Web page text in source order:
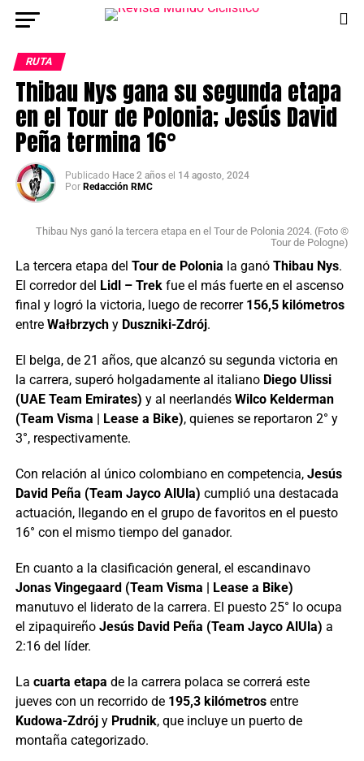
RUTA
Thibau Nys gana su segunda etapa
en el Tour de Polonia; Jesús David
Peña termina 16°
Publicado Hace 2 años el 14 agosto, 2024
Por Redacción RMC
Thibau Nys ganó la tercera etapa en el Tour de Polonia 2024. (Foto ©
Tour de Pologne)
La tercera etapa del Tour de Polonia la ganó Thibau Nys.
El corredor del Lidl – Trek fue el más fuerte en el ascenso
final y logró la victoria, luego de recorrer 156,5 kilómetros
entre Wałbrzychy Duszniki-Zdrój.
El belga, de 21 años, que alcanzó su segunda victoria en
la carrera, superó holgadamente al italiano Diego Ulissi
(UAE Team Emirates) y al neerlandés Wilco Kelderman
(Team Visma | Lease a Bike), quienes se reportaron 2° y
3°, respectivamente.
Con relación al único colombiano en competencia, Jesús
David Peña (Team Jayco AlUla) cumplió una destacada
actuación, llegando en el grupo de favoritos en el puesto
16° con el mismo tiempo del ganador.
En cuanto a la clasificación general, el escandinavo
Jonas Vingegaard (Team Visma | Lease a Bike)
manutuvo el liderato de la carrera. El puesto 25° lo ocupa
el zipaquireño Jesús David Peña (Team Jayco AlUla) a
2:16 del líder.
La cuarta etapa de la carrera polaca se correrá este
jueves con un recorrido de 195,3 kilómetros entre
Kudowa-Zdrójy Prudnik, que incluye un puerto de
montaña categorizado.